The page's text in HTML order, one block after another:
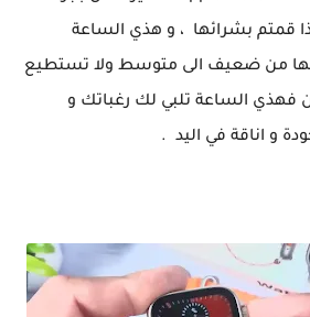
قمتم بشرائها ، و هذي الساعة
من ضعيف الى متوسط ولا تستطيع
فهذي الساعة تلبي لك رغباتك و
و اناقة في اليد .